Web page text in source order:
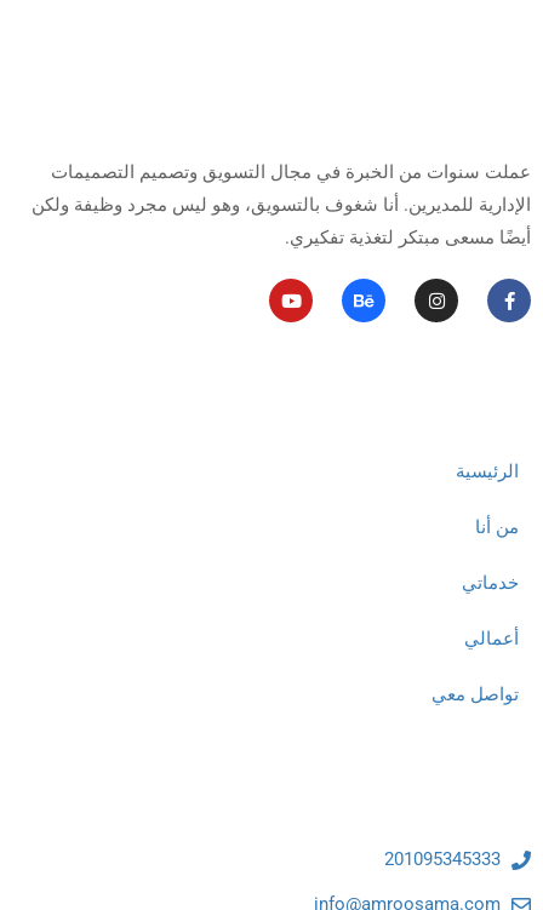
عملت سنوات من الخبرة في مجال التسويق وتصميم التصميمات
الإدارية للمديرين. أنا شغوف بالتسويق، وهو ليس مجرد وظيفة ولكن
أيضًا مسعى مبتكر لتغذية تفكيري.
الرئيسية
من أنا
خدماتي
أعمالي
تواصل معي
201095345333
info@amroosama.com